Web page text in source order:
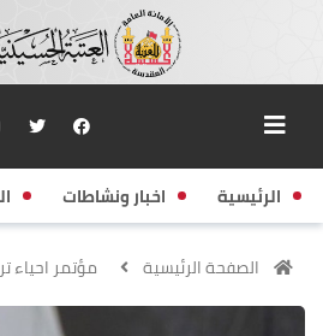
الرئيسية اخبار ونشاطات
الصفحة الرئيسية مؤتمر احياء